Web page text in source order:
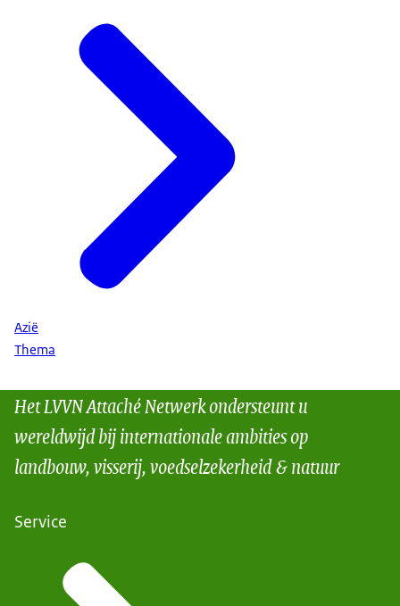
Azië
Thema
Het LVVN Attaché Netwerk ondersteunt u
wereldwijd bij internationale ambities op
landbouw, visserij, voedselzekerheid & natuur
Service